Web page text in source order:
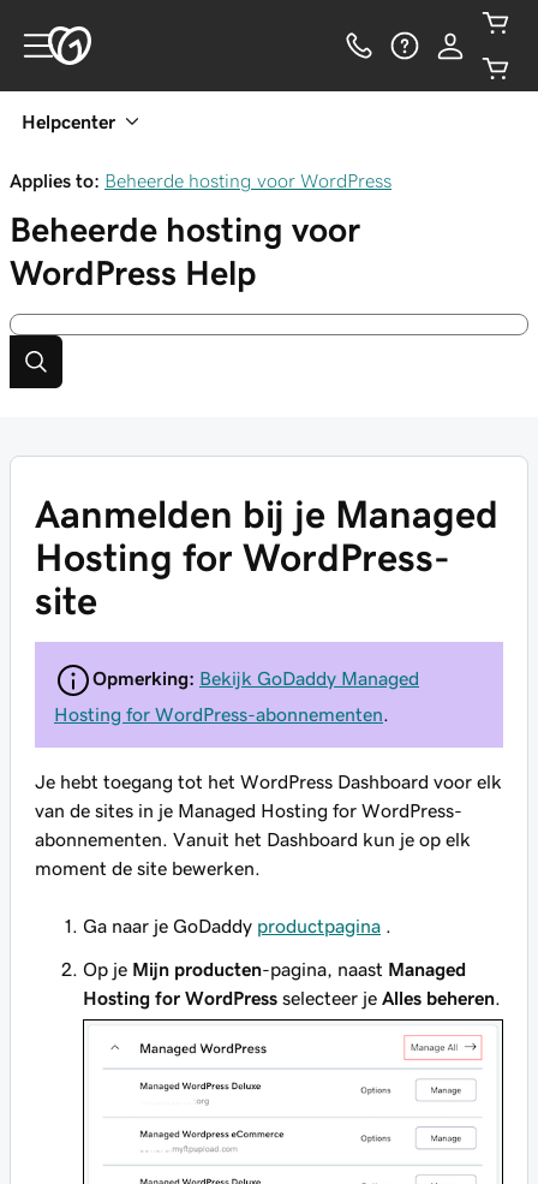
Helpcenter
Applies to: Beheerde hosting voor WordPress
Beheerde hosting voor
WordPress Help
Aanmelden bij je Managed
Hosting for WordPress-
site
Opmerking: Bekijk GoDaddy Managed
Hosting for WordPress-abonnementen
Je hebt toegang tot het WordPress Dashboard voor elk
van de sites in je Managed Hosting for WordPress-
abonnementen. Vanuit het Dashboard kun je op elk
moment de site bewerken.
Ga naar je GoDaddy productpagina
Op je Mijn producten-pagina, naast Managed
Hosting for WordPress selecteer je Alles beheren